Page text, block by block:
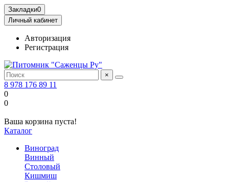
Закладки0
Личный кабинет
Авторизация
Регистрация
×
8 978 176 89 11
0
0
Ваша корзина пуста!
Каталог
Виноград
Винный
Столовый
Кишмиш